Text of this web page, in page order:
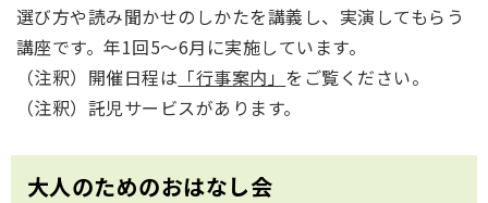
選び方や読み聞かせのしかたを講義し、実演してもらう
講座です。年1回5～6月に実施しています。
（注釈）開催日程は 「行事案内」 をご覧ください。
（注釈）託児サービスがあります。
大人のためのおはなし会